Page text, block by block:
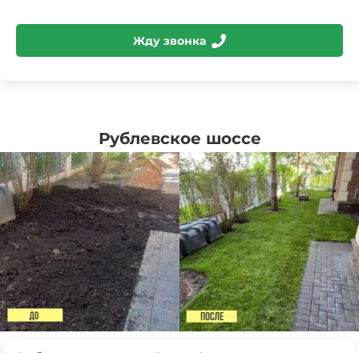
Жду звонка
Рублевское шоссе